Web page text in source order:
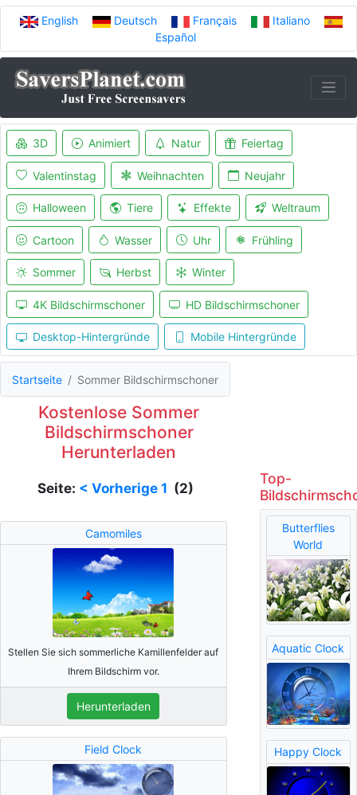
English Deutsch Français
Italiano
Español
3D Animiert Natur Feiertag
Valentinstag Weihnachten Neujahr
Halloween Tiere Effekte Weltraum
Cartoon Wasser Uhr Frühling
Sommer Herbst Winter
4K Bildschirmschoner HD Bildschirmschoner
Desktop-Hintergründe Mobile Hintergründe
Startseite Sommer Bildschirmschoner
Kostenlose Sommer
Bildschirmschoner
Herunterladen
Seite: < Vorherige 1 (2)
Camomiles
Stellen Sie sich sommerliche Kamillenfelder auf
Ihrem Bildschirm vor.
Herunterladen
Field Clock
Top-
Butterflies
World
Aquatic Clock
Happy Clock